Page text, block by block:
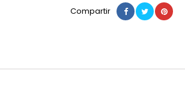
Compartir